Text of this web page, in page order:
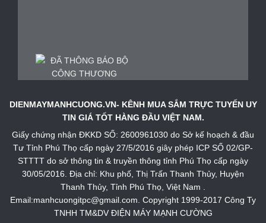
DIENMAYMANHCUONG.VN- KÊNH MUA SẮM TRỰC TUYẾN UY
TIN GIÁ TỐT HÀNG ĐẦU VIỆT NAM.
Giấy chứng nhận ĐKKD SỐ: 2600961030 do Sở kế hoạch & đầu
Tư Tỉnh Phú Thọ cấp ngày 27/5/2016 giây phép ICP SỐ 02/GP-
STTTT do sở thông tin & truyền thông tỉnh Phú Thọ cấp ngày
30/05/2016. Địa chỉ: Khu phố, Thị Trấn Thanh Thủy, Huyện
Thanh Thủy, Tỉnh Phú Thọ, Việt Nam .
Email:manhcuongitpc@gmail.com. Copyright 1999-2017 Công Ty
TNHH TM&DV ĐIỆN MÁY MẠNH CƯỜNG